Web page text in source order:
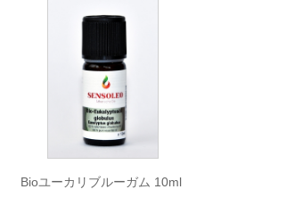
Bioユーカリブルーガム 10ml